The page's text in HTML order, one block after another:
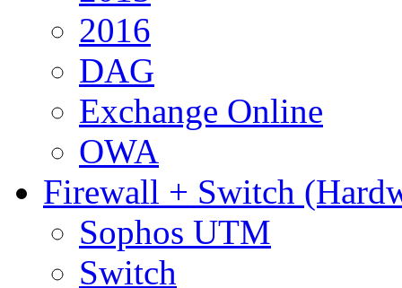
2016
DAG
Exchange Online
OWA
Firewall + Switch
Sophos UTM
Switch